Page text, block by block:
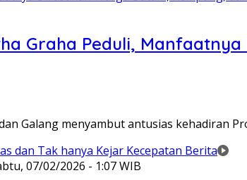
Graha Peduli,
Galang menyambut antusias kehadiran
07/02/2026 - 1:07 WIB